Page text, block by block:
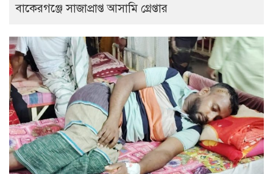
বাকেরগঞ্জে সাজাপ্রাপ্ত আসামি গ্রেপ্তার